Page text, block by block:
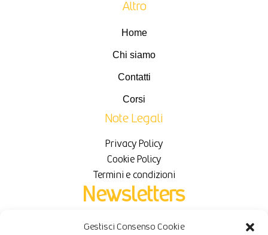
Gestisci Consenso Cookie
Altro
Home
Chi siamo
Contatti
Corsi
Note Legali
Privacy Policy
Cookie Policy
Termini e condizioni
Newsletters
Iscriviti per ricevere novità e sconti in esclusiva.